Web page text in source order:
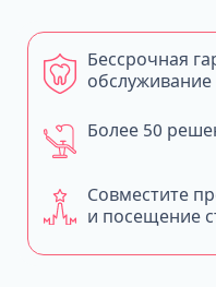
Совместите
и посещение
Бессрочная
обслуживание
Более 50